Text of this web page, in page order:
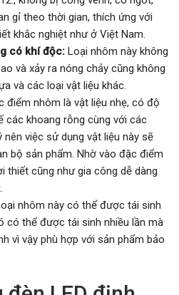
gỉ theo thời gian, thích ứng với
khắc nghiệt như ở Việt Nam.
có khí độc: Loại nhôm này không
và xảy ra nóng chảy cũng không
và các loại vật liệu khác.
điểm nhôm là vật liệu nhẹ, có độ
các khoang rỗng cùng với các
việc sử dụng vật liệu này sẽ
bộ sản phẩm. Nhờ vào đặc điểm
thiết cũng như gia công dễ dàng
nhôm này có thể được tái sinh
có thể được tái sinh nhiều lần mà
vì vậy phù hợp với sản phẩm bảo